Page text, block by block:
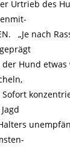
Urtrieb des
„Je nach
Hund
Sofort